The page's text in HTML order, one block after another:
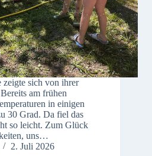
sich von ihrer
am frühen
in einigen
30 Grad. Da fiel das
so leicht. Zum Glück
uns…
2. Juli 2026